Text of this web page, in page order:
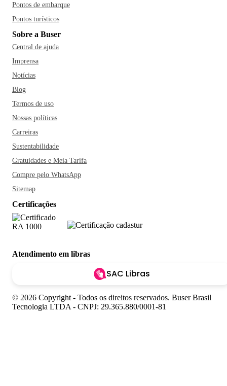
Pontos de embarque
Pontos turísticos
Sobre a Buser
Central de ajuda
Imprensa
Notícias
Blog
Termos de uso
Nossas políticas
Carreiras
Sustentabilidade
Gratuidades e Meia Tarifa
Compre pelo WhatsApp
Sitemap
Certificações
Atendimento em libras
SAC Libras
© 2026 Copyright - Todos os direitos reservados. Buser Brasil
Tecnologia LTDA - CNPJ: 29.365.880/0001-81